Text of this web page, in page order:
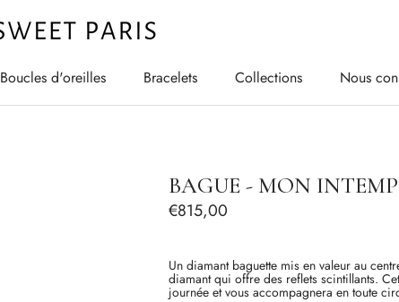
Boucles d'oreilles Bracelets Collections Nous
BAGUE - MON
€815,00
Un diamant baguette mis en valeur au
diamant qui offre des reflets scintillants.
journée et vous accompagnera en toute